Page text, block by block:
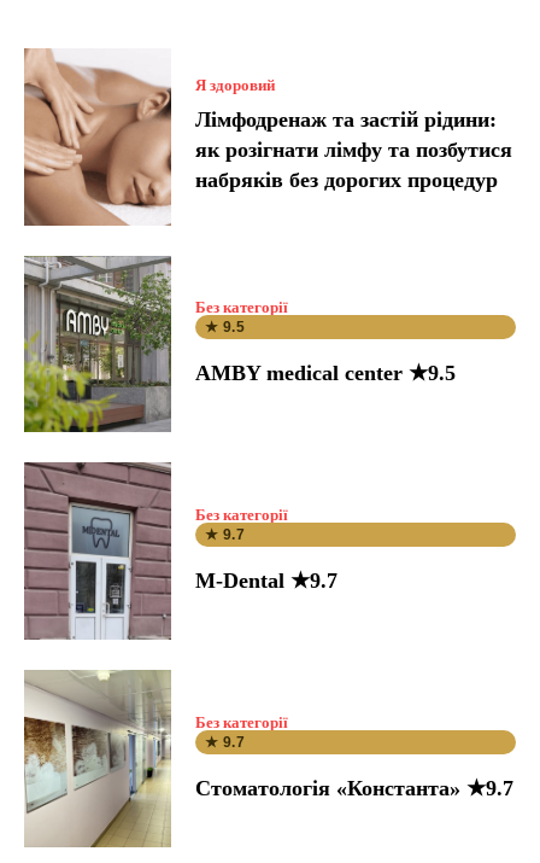
Я здоровий
Лімфодренаж та застій рідини:
як розігнати лімфу та позбутися
набряків без дорогих процедур
Без категорії
★ 9.5
AMBY medical center ★9.5
Без категорії
★ 9.7
M-Dental ★9.7
Без категорії
★ 9.7
Стоматологія «Константа» ★9.7